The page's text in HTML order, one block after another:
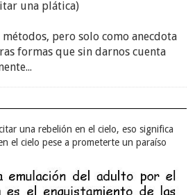
una plática)
pero solo como anecdota
formas que sin darnos cuenta
una rebelión en el cielo, eso significa
el cielo pese a prometerte un paraíso